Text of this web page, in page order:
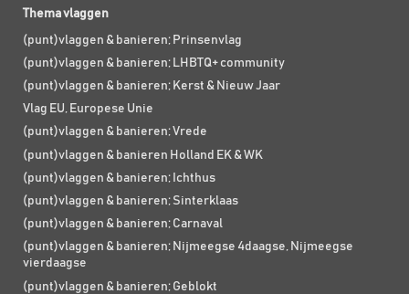
Thema vlaggen
(punt)vlaggen & banieren; Prinsenvlag
(punt)vlaggen & banieren; LHBTQ+ community
(punt)vlaggen & banieren; Kerst & Nieuw Jaar
Vlag EU, Europese Unie
(punt)vlaggen & banieren; Vrede
(punt)vlaggen & banieren Holland EK & WK
(punt)vlaggen & banieren; Ichthus
(punt)vlaggen & banieren; Sinterklaas
(punt)vlaggen & banieren; Carnaval
(punt)vlaggen & banieren; Nijmeegse 4daagse, Nijmeegse
vierdaagse
(punt)vlaggen & banieren; Geblokt